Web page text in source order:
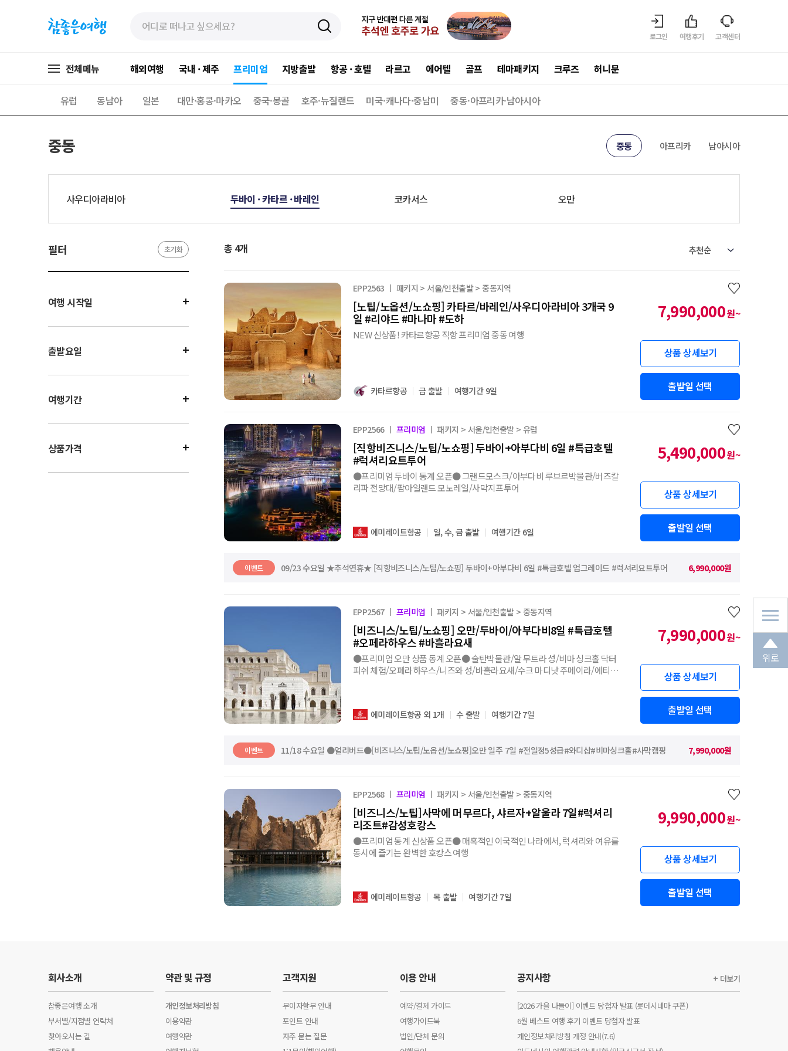
로그인 여행후기 고객센터
전체메뉴 해외여행 국내 · 제주 프리미엄 지방출발 항공 · 호텔 라르고 에어텔 골프 테마패키지 크루즈 허니문
유럽 동남아 일본 대만·홍콩·마카오 중국·몽골 호주·뉴질랜드 미국·캐나다·중남미 중동·아프리카·남아시아
위로
중동 중동 아프리카 남아시아
사우디아라비아 두바이 · 카타르 · 바레인 코카서스 오만
필터 초기화
여행 시작일
출발요일
여행기간
상품가격
총 4개
EPP2563 패키지 > 서울/인천출발 > 중동지역
[노팁/노옵션/노쇼핑] 카타르/바레인/사우디아라비아 3개국 9
일 #리야드 #마나마 #도하
NEW 신상품! 카타르항공 직항 프리미엄 중동 여행
카타르항공 금 출발 여행기간 9일
7,990,000원~
상품 상세보기
출발일 선택
EPP2566 프리미엄 패키지 > 서울/인천출발 > 유럽
[직항비즈니스/노팁/노쇼핑] 두바이+아부다비 6일 #특급호텔
#럭셔리요트투어
●프리미엄 두바이 동계 오픈● 그랜드모스크/아부다비 루브르박물관/버즈칼
리파 전망대/팜아일랜드 모노레일/사막지프투어
에미레이트항공 일, 수, 금 출발 여행기간 6일
5,490,000원~
상품 상세보기
출발일 선택
이벤트 09/23 수요일 ★추석연휴★ [직항비즈니스/노팁/노쇼핑] 두바이+아부다비 6일 #특급호텔 업그레이드 #럭셔리요트투어 6,990,000원
EPP2567 프리미엄 패키지 > 서울/인천출발 > 중동지역
[비즈니스/노팁/노쇼핑] 오만/두바이/아부다비8일 #특급호텔
#오페라하우스 #바흘라요새
●프리미엄 오만 상품 동계 오픈● 술탄박물관/알 무트라 성/비마 싱크홀 닥터
피쉬 체험/오페라하우스/니즈와 성/바흘라요새/수크 마디낫 주메이라/에티하
에미레이트항공 외 1개 수 출발 여행기간 7일
7,990,000원~
상품 상세보기
출발일 선택
이벤트 11/18 수요일 ●얼리버드●[비즈니스/노팁/노옵션/노쇼핑]오만 일주 7일 #전일정5성급#와디샵#비마싱크홀#사막캠핑 7,990,000원
EPP2568 프리미엄 패키지 > 서울/인천출발 > 중동지역
[비즈니스/노팁]사막에 머무르다, 샤르자+알울라 7일#럭셔리
리조트#감성호캉스
●프리미엄 동계 신상품 오픈● 매혹적인 이국적인 나라에서, 럭셔리와 여유를
동시에 즐기는 완벽한 호캉스 여행
에미레이트항공 목 출발 여행기간 7일
9,990,000원~
상품 상세보기
출발일 선택
회사소개
참좋은여행 소개
부서별/지점별 연락처
찾아오시는 길
약관 및 규정
개인정보처리방침
이용약관
여행약관
고객지원
무이자할부 안내
포인트 안내
자주 묻는 질문
이용 안내
예약/결제 가이드
여행가이드북
법인/단체 문의
공지사항 + 더보기
[2026 가을 나들이] 이벤트 당첨자 발표 (롯데시네마 쿠폰)
6월 베스트 여행 후기 이벤트 당첨자 발표
개인정보처리방침 개정 안내(7.6)